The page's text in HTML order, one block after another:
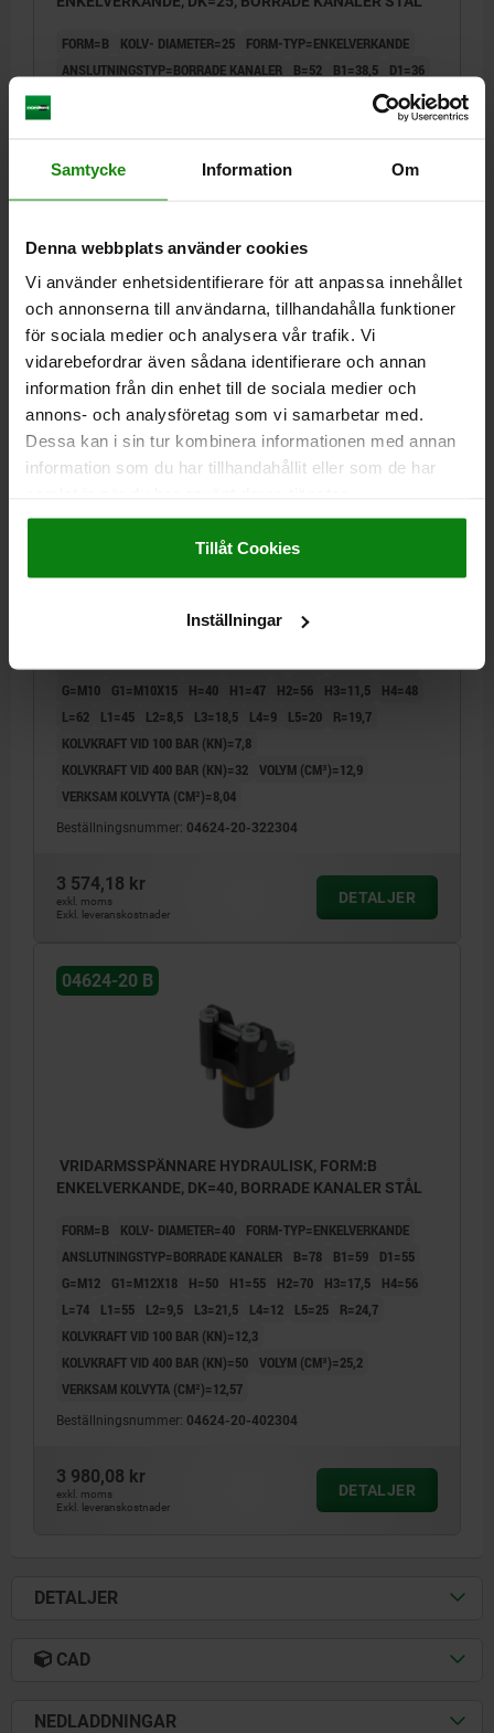
Samtycke Information Om
Denna webbplats använder cookies
Vi använder enhetsidentifierare för att anpassa innehållet
och annonserna till användarna, tillhandahålla funktioner
för sociala medier och analysera vår trafik. Vi
vidarebefordrar även sådana identifierare och annan
information från din enhet till de sociala medier och
annons- och analysföretag som vi samarbetar med.
Dessa kan i sin tur kombinera informationen med annan
information som du har tillhandahållit eller som de har
Impressum|Dataskydd|AGB
Tillåt Cookies
Inställningar
FORM=B KOLV- DIAMETER=25
FORM-TYP=ENKELVERKANDE
ANSLUTNINGSTYP=BORRADE KANALER
B=52 B1=38,5
D1=36
H3=11,5
L5=15,63
KOLVKRAFT VID 400 BAR (KN)=19,4 VOLYM (CM³)=6,14
VERKSAM KOLVYTA (CM²)=4,91
3 339,43 kr
exkl. moms
DETALJER
04624-20 B
G=M10
G1=M10X15 H=40 H1=47 H2=56 H3=11,5
H4=48
L=62
L1=45 L2=8,5 L3=18,5 L4=9 L5=20
R=19,7
KOLVKRAFT VID 100 BAR (KN)=7,8
KOLVKRAFT VID 400 BAR (KN)=32 VOLYM (CM³)=12,9
VERKSAM KOLVYTA (CM²)=8,04
Beställningsnummer: 04624-20-322304
3 574,18 kr
exkl. moms
Exkl. leveranskostnader
DETALJER
04624-20 B
VRIDARMSSPÄNNARE HYDRAULISK, FORM:B
ENKELVERKANDE, DK=40, BORRADE KANALER STÅL
FORM=B KOLV- DIAMETER=40
FORM-TYP=ENKELVERKANDE
ANSLUTNINGSTYP=BORRADE KANALER
B=78 B1=59
D1=55
G=M12
G1=M12X18 H=50 H1=55 H2=70 H3=17,5
H4=56
L=74
L1=55 L2=9,5 L3=21,5 L4=12 L5=25
R=24,7
KOLVKRAFT VID 100 BAR (KN)=12,3
KOLVKRAFT VID 400 BAR (KN)=50 VOLYM (CM³)=25,2
VERKSAM KOLVYTA (CM²)=12,57
Beställningsnummer: 04624-20-402304
3 980,08 kr
exkl. moms
Exkl. leveranskostnader
DETALJER
DETALJER
CAD
NEDLADDNINGAR